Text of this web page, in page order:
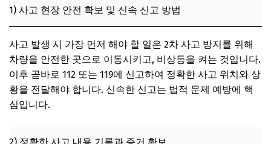
1) 사고 현장 안전 확보 및 신속 신고 방법
사고 발생 시 가장 먼저 해야 할 일은 2차 사고 방지를 위해
차량을 안전한 곳으로 이동시키고, 비상등을 켜는 것입니다.
이후 곧바로 112 또는 119에 신고하여 정확한 사고 위치와 상
황을 전달해야 합니다. 신속한 신고는 법적 문제 예방에 핵
심입니다.
2) 정확한 사고 내용 기록과 증거 확보